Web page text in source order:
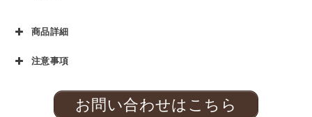
商品詳細
注意事項
お問い合わせはこちら